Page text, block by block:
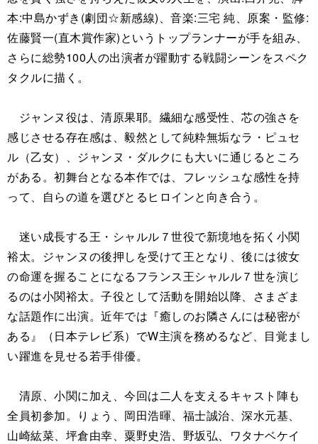
本:中島かずき(劇団☆新感線)、音楽:三宅 純、原案・監修:
佐藤賢一(直木賞作家)というトップランナーが手を組み、
さらに総勢100人の出演者が躍動する戦闘シーンをスペク
タクルに描く。
ジャンヌ役は、清原果耶。繊細な感受性、芯の強さを
感じさせる存在感は、毅然として純粋無垢なラ・ピュセ
ル（乙女）、ジャンヌ・ダルクにも大いに通じるところ
がある。初舞台となる本作では、フレッシュな感性を持
って、自らの道を選びとるヒロインと向き合う。
迷い成長する王・シャルル７世役で新境地を拓く小関
裕太。ジャンヌの後押しを受けて王となり、後には彼女
の命運を握ることになるフランス王シャルル７世を演じ
るのは小関裕太。子役として活動を開始以降、さまざま
な話題作に出演。近年では『癒しのお隣さんには秘密が
ある』（日本テレビ系）でW主演を務めるなど、目覚まし
い躍進を見せる若手俳優。
清原、小関に加え、今回は二人を支えるキャスト陣も
全員初参加。りょう、岡田浩暉、福士誠治、深水元基、
山崎紘菜、坪倉由幸、粟野史浩、野坂弘、ワタナベケイ